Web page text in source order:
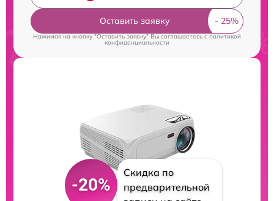
Оставить заявку
Нажимая на кнопку "Оставить заявку" Вы соглашаетесь cполитикой
конфиденциальности
-20%
Скидка по
предварительной